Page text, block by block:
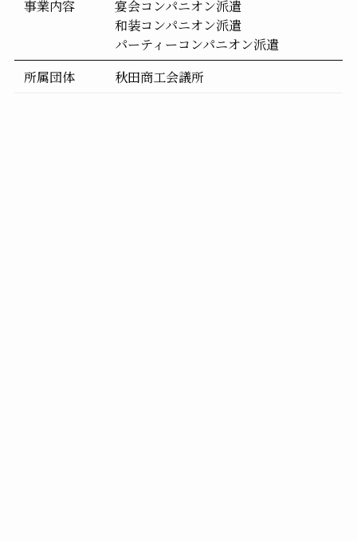
事業内容
宴会コンパニオン派遣
和装コンパニオン派遣
パーティーコンパニオン派遣
所属団体
秋田商工会議所